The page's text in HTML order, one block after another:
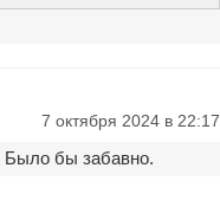
7 октября 2024 в 22:17
Было бы забавно.